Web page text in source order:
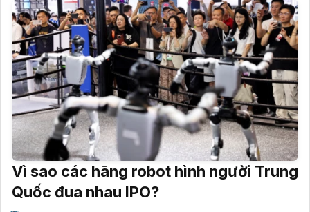
Vì sao các hãng robot hình người Trung
Quốc đua nhau IPO?